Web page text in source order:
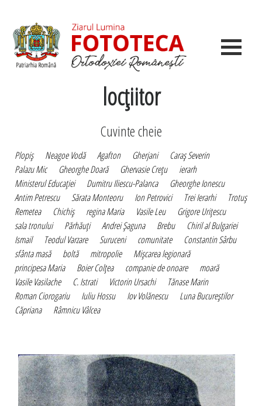
locţiitor
Cuvinte cheie
Plopiş Neagoe Vodă Agafton Gherjani
Caraş Severin
Palazu Mic
Gheorghe Doară Ghervasie Creţu
ierarh
Ministerul Educaţiei
Dumitru Iliescu-Palanca
Gheorghe Ionescu
Antim Petrescu
Sărata Monteoru Ion Petrovici Trei Ierarhi
Trotuş
Remetea
Chichiş regina Maria Vasile Leu
Grigore Uriţescu
sala tronului
Părhăuţi Andrei Şaguna Brebu
Chiril al Bulgariei
Ismail
Teodul Varzare Suruceni comunitate
Constantin Sârbu
sfânta masă
boltă mitropolie
Mişcarea legionară
principesa Maria
Boier Colţea companie de onoare
moară
Vasile Vasilache
C. Istrati Victorin Ursachi
Tănase Marin
Roman Ciorogariu
Iuliu Hossu Iov Volănescu
Luna Bucureştilor
Căpriana
Râmnicu Vâlcea